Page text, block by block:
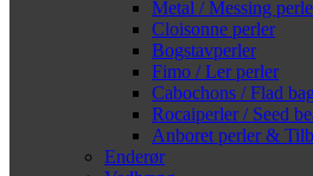
Metal / Messing
Cloisonne perler
Bogstavperler
Fimo / Ler perler
Cabochons / Flad
Rocaiperler / Seed
Anboret perler &
Enderør